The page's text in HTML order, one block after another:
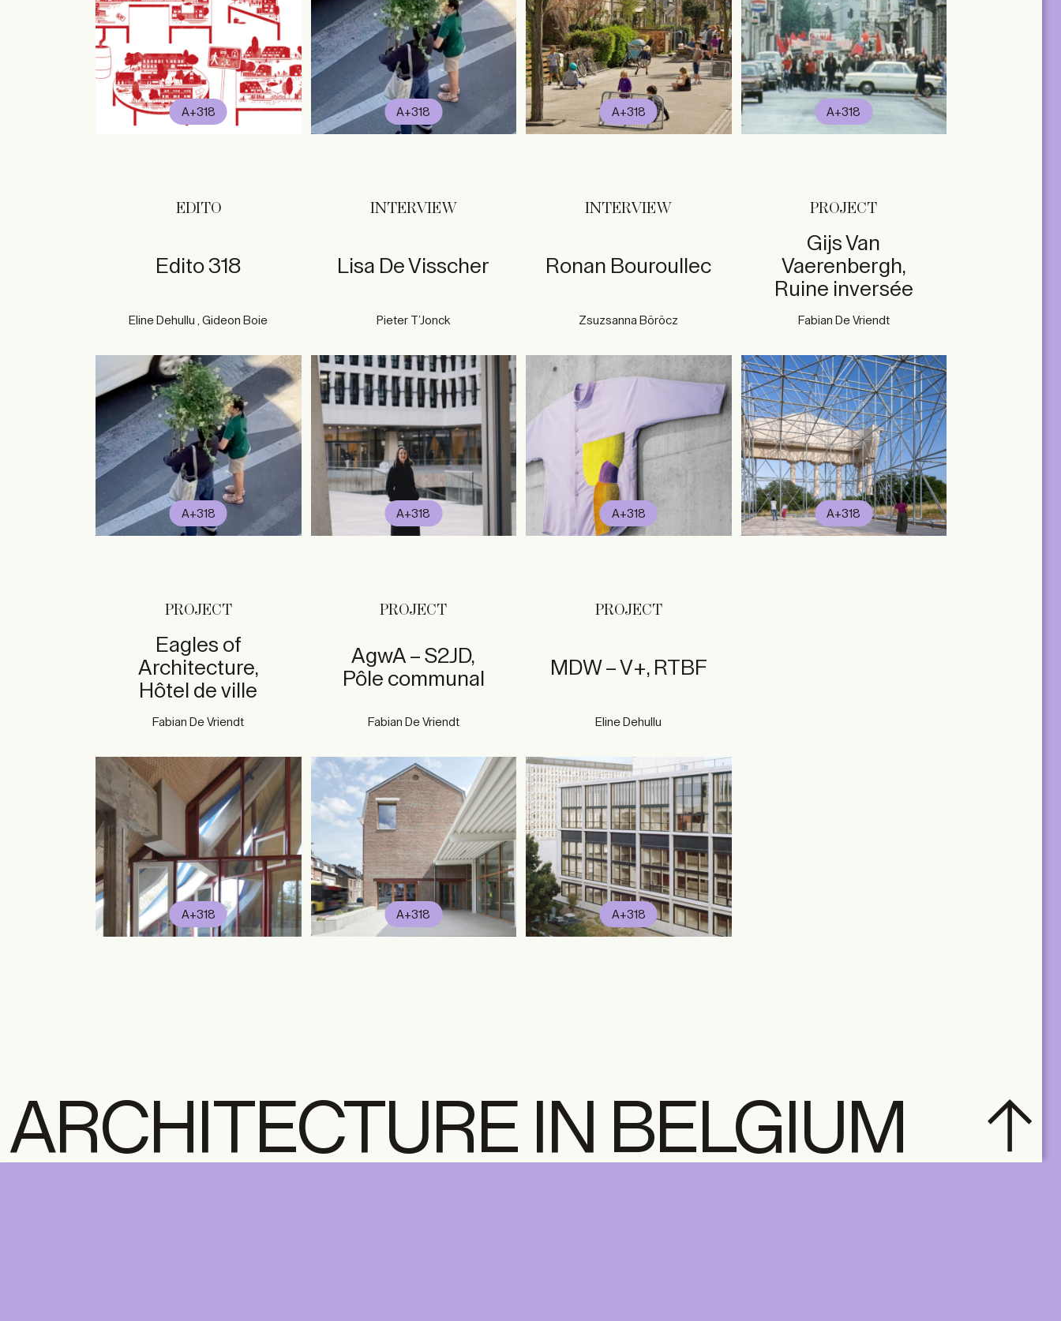
A+318 A+318 A+318 A+318
EDITO
Edito 318
Eline Dehullu , Gideon Boie
A+318
INTERVIEW
Lisa De Visscher
Pieter T’Jonck
A+318
INTERVIEW
Ronan Bouroullec
Zsuzsanna Böröcz
A+318
PROJECT
Gijs Van
Vaerenbergh,
Ruine inversée
Fabian De Vriendt
A+318
PROJECT
Eagles of
Architecture,
Hôtel de ville
Fabian De Vriendt
A+318
PROJECT
AgwA – S2JD,
Pôle communal
Fabian De Vriendt
A+318
PROJECT
MDW – V+, RTBF
Eline Dehullu
A+318
ARCHITECTURE IN BELGIUM